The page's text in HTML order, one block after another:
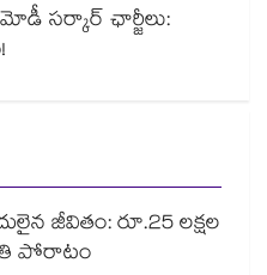
సర్కార్‌ ఛార్జీలు:
జీవితం: రూ.25 లక్షల
పోరాటం